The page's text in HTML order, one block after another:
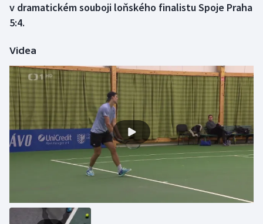
Dostihy
Florbal
Futsal
Golf
Gymnastika
Házená
v dramatickém souboji loňského finalistu Spoje Praha
5:4.
Videa